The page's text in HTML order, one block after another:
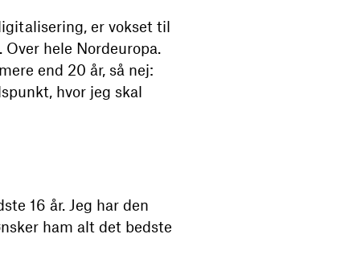
er vokset til
hele Nordeuropa.
end 20 år, så nej:
hvor jeg skal
16 år. Jeg har den
ham alt det bedste